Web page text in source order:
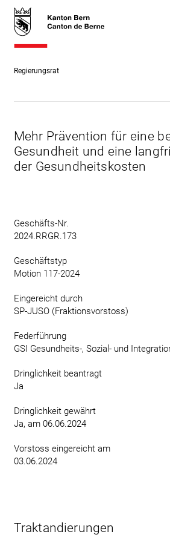
Direkt
zum
Inhalt
skiplink.toNavigation
skiplink.toStartPage
Direkt
Suche
Regierungsrat
Mehr Prävention für eine
Gesundheit und eine
der Gesundheitskosten
Geschäfts-Nr.
2024.RRGR.173
Geschäftstyp
Motion 117-2024
Eingereicht durch
SP-JUSO (Fraktionsvorstoss)
Federführung
GSI Gesundheits-, Sozial- und
Dringlichkeit beantragt
Ja
Dringlichkeit gewährt
Ja, am 06.06.2024
Vorstoss eingereicht am
03.06.2024
Traktandierungen